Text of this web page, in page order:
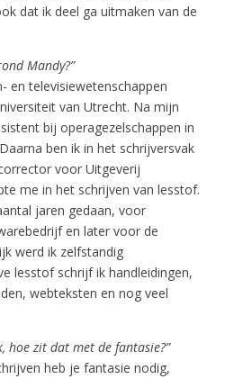
dat ik deel ga uitmaken van de
Mandy?”
en televisiewetenschappen
van Utrecht. Na mijn
bij operagezelschappen in
ben ik in het schrijversvak
voor Uitgeverij
me in het schrijven van lesstof.
jaren gedaan, voor
en later voor de
werd ik zelfstandig
lesstof schrijf ik handleidingen,
webteksten en nog veel
hoe zit dat met de fantasie?”
heb je fantasie nodig,